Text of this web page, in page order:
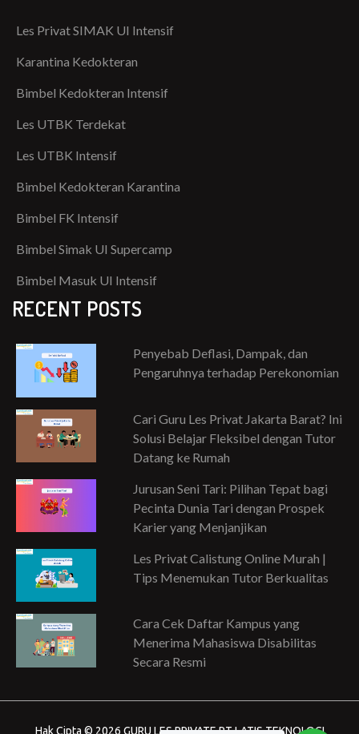
Les Privat SIMAK UI Intensif
Karantina Kedokteran
Bimbel Kedokteran Intensif
Les UTBK Terdekat
Les UTBK Intensif
Bimbel Kedokteran Karantina
Bimbel FK Intensif
Bimbel Simak UI Supercamp
Bimbel Masuk UI Intensif
RECENT POSTS
Penyebab Deflasi, Dampak, dan
Pengaruhnya terhadap Perekonomian
Cari Guru Les Privat Jakarta Barat? Ini
Solusi Belajar Fleksibel dengan Tutor
Datang ke Rumah
Jurusan Seni Tari: Pilihan Tepat bagi
Pecinta Dunia Tari dengan Prospek
Karier yang Menjanjikan
Les Privat Calistung Online Murah |
Tips Menemukan Tutor Berkualitas
Cara Cek Daftar Kampus yang
Menerima Mahasiswa Disabilitas
Secara Resmi
Hak Cipta © 2026 GURU LES PRIVATE PT LATIS TEKNOLOGI